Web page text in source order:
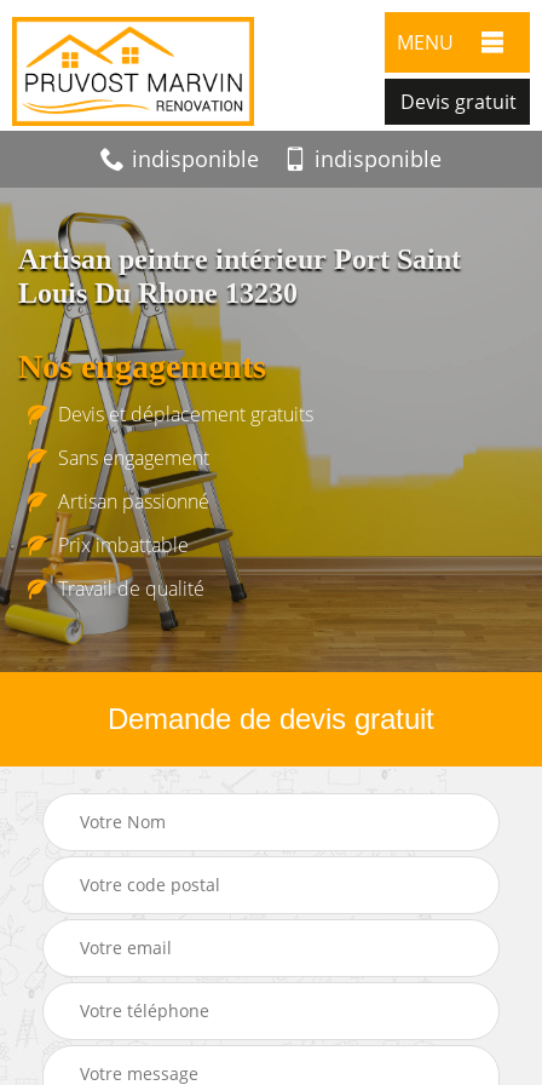
MENU
Devis gratuit
indisponible indisponible
Artisan peintre intérieur Port Saint
Louis Du Rhone 13230
Nos engagements
Devis et déplacement gratuits
Sans engagement
Artisan passionné
Prix imbattable
Travail de qualité
Demande de devis gratuit